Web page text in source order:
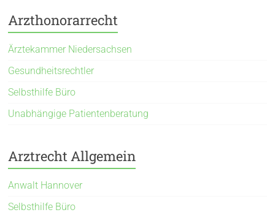
Arzthonorarrecht
Ärztekammer Niedersachsen
Gesundheitsrechtler
Selbsthilfe Büro
Unabhängige Patientenberatung
Arztrecht Allgemein
Anwalt Hannover
Selbsthilfe Büro